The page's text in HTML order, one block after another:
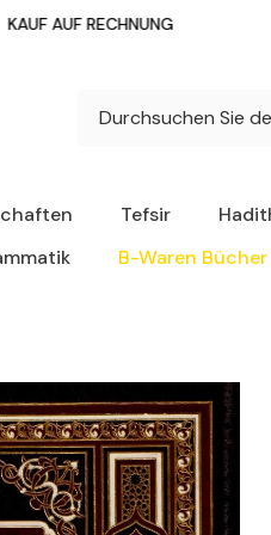
Ab
Tefsir
B-Waren Bücher